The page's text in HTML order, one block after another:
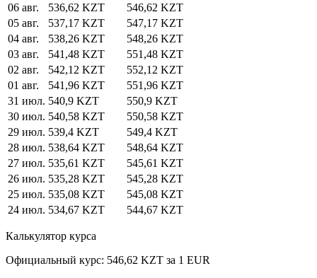
06 авг.
536,62 KZT
546,62 KZT
05 авг.
537,17 KZT
547,17 KZT
04 авг.
538,26 KZT
548,26 KZT
03 авг.
541,48 KZT
551,48 KZT
02 авг.
542,12 KZT
552,12 KZT
01 авг.
541,96 KZT
551,96 KZT
31 июл. 540,9 KZT
550,9 KZT
30 июл. 540,58 KZT
550,58 KZT
29 июл. 539,4 KZT
549,4 KZT
28 июл. 538,64 KZT
548,64 KZT
27 июл. 535,61 KZT
545,61 KZT
26 июл. 535,28 KZT
545,28 KZT
25 июл. 535,08 KZT
545,08 KZT
24 июл. 534,67 KZT 544,67 KZT
Калькулятор курса
Официальный курс: 546,62 KZT за 1 EUR